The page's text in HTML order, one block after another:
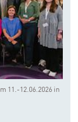
11.-12.06.2026 in